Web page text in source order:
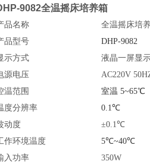
9082全温摇床培养箱
品名称
全温摇床培
品型号
DHP-9082
示方式
液晶一屏显
源电压
AC220V
温范围
室温 5~65℃
度分辨率
0.1℃
动度
±0.1℃
作环境温度
5℃~40℃
入功率
350W